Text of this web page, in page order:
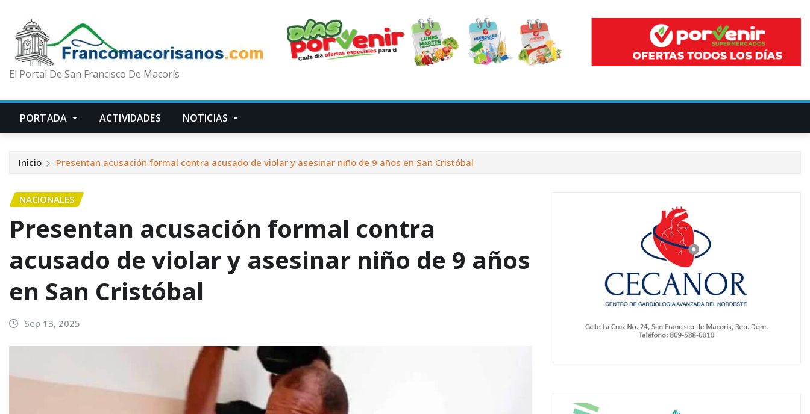
El Portal De San Francisco De Macorís
PORTADA ACTIVIDADES NOTICIAS
Inicio Presentan acusación formal contra acusado de violar y asesinar niño de 9 años en San Cristóbal
NACIONALES
Presentan acusación formal contra
acusado de violar y asesinar niño de 9 años
en San Cristóbal
Sep 13, 2025